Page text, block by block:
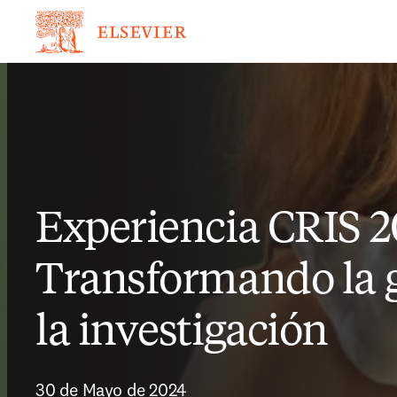
Experiencia CRIS
Transformando la
la investigación
30 de Mayo de 2024